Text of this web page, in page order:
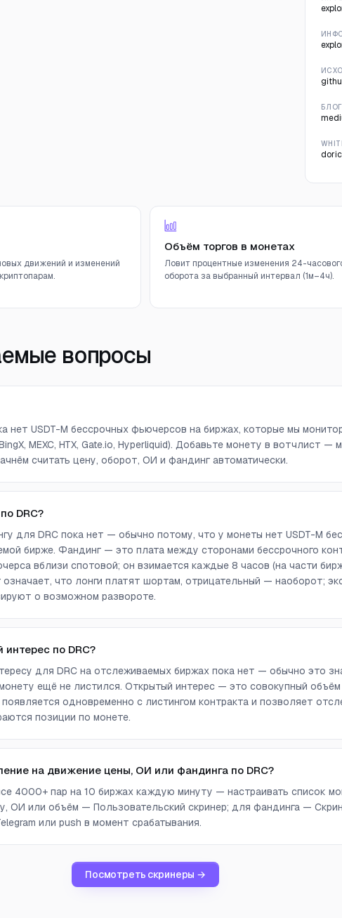
БЛОГ
движений и изменений
Объём торгов в монетах
Ловит процентные изменения 24-
оборота за выбранный интервал (1м–4ч).
вопросы
нет USDT-M бессрочных фьючерсов на биржах, которые мы
MEXC, HTX, Gate.io, Hyperliquid). Добавьте монету в вотчлист —
считать цену, оборот, ОИ и фандинг автоматически.
DRC?
для DRC пока нет — обычно потому, что у монеты нет USDT-M
бирже. Фандинг — это плата между сторонами бессрочного
вблизи спотовой; он взимается каждые 8 часов (на части
что лонги платят шортам, отрицательный — наоборот;
о возможном развороте.
по DRC?
для DRC на отслеживаемых биржах пока нет — обычно это
ещё не листился. Открытый интерес — это совокупный
одновременно с листингом контракта и позволяет
позиции по монете.
на движение цены, ОИ или фандинга по DRC?
4000+ пар на 10 биржах каждую минуту — настраивать список
ОИ или объём — Пользовательский скринер; для фандинга —
или push в момент срабатывания.
Посмотреть скринеры →